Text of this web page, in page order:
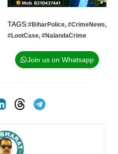
TAGS:#BiharPolice, #CrimeNews,
#LootCase, #NalandaCrime
Join us on Whatsapp